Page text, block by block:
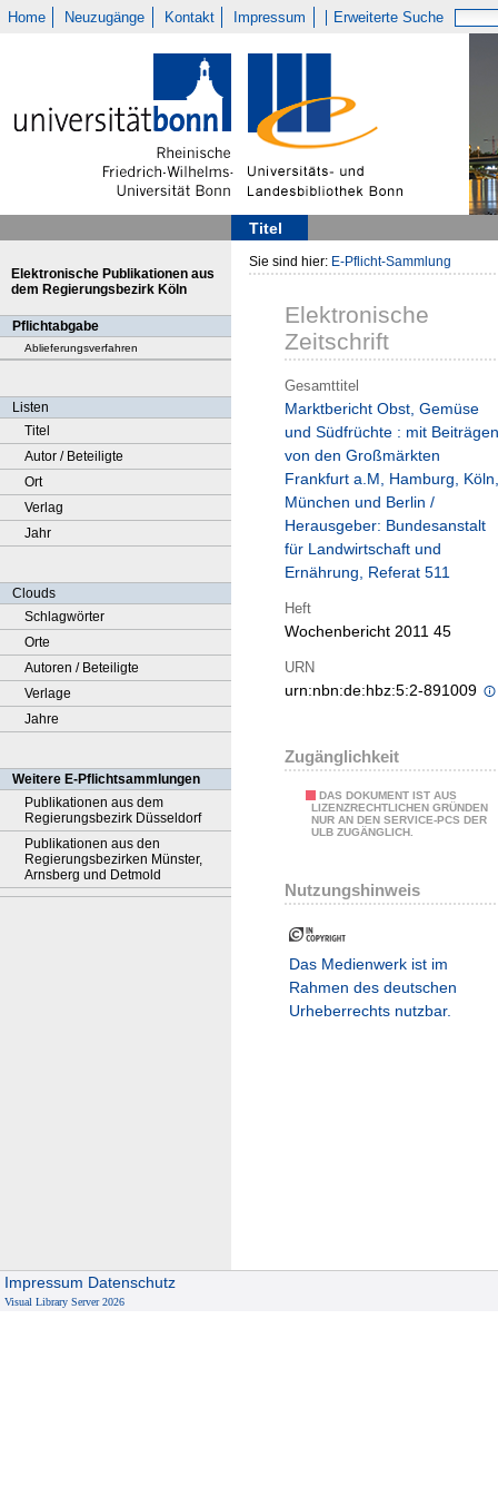
Home Neuzugänge Kontakt Impressum Erweiterte Suche
Titel
Elektronische Publikationen aus
dem Regierungsbezirk Köln
Pflichtabgabe
Ablieferungsverfahren
Listen
Titel
Autor / Beteiligte
Ort
Verlag
Jahr
Clouds
Schlagwörter
Orte
Autoren / Beteiligte
Verlage
Jahre
Weitere E-Pflichtsammlungen
Publikationen aus dem
Regierungsbezirk Düsseldorf
Publikationen aus den
Regierungsbezirken Münster,
Arnsberg und Detmold
Sie sind hier: E-Pflicht-Sammlung
Elektronische
Zeitschrift
Gesamttitel
Marktbericht Obst, Gemüse
und Südfrüchte : mit Beiträgen
von den Großmärkten
Frankfurt a.M, Hamburg, Köln,
München und Berlin /
Herausgeber: Bundesanstalt
für Landwirtschaft und
Ernährung, Referat 511
Heft
Wochenbericht 2011 45
URN
urn:nbn:de:hbz:5:2-891009
Zugänglichkeit
DAS DOKUMENT IST AUS
LIZENZRECHTLICHEN GRÜNDEN
NUR AN DEN SERVICE-PCS DER
ULB ZUGÄNGLICH.
Nutzungshinweis
Das Medienwerk ist im
Rahmen des deutschen
Urheberrechts nutzbar.
Impressum Datenschutz
Visual Library Server 2026